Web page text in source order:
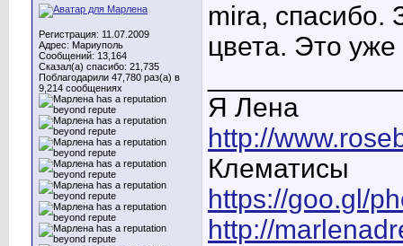
Регистрация: 11.07.2009
Адрес: Мариуполь
Сообщений: 13,164
Сказал(а) спасибо: 21,735
Поблагодарили 47,780 раз(а) в
9,214 сообщениях
mira, спасибо.
цвета. Это
Я Лена
http://
Клематисы
https://goo.gl/
http://